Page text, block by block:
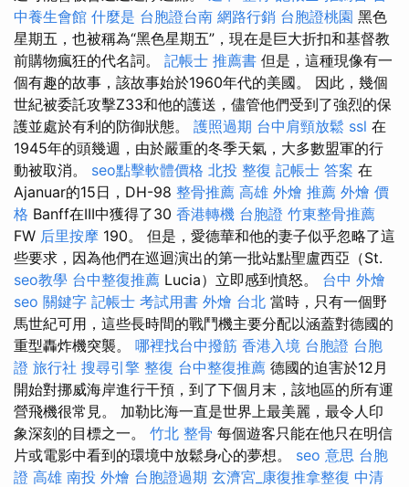
中養生會館 什麼是 台胞證台南 網路行銷 台胞證桃園 黑色
星期五，也被稱為“黑色星期五”，現在是巨大折扣和基督教
前購物瘋狂的代名詞。 記帳士 推薦書 但是，這種現像有一
個有趣的故事，該故事始於1960年代的美國。 因此，幾個
世紀被委託攻擊Z33和他的護送，儘管他們受到了強烈的保
護並處於有利的防御狀態。 護照過期 台中肩頸放鬆 ssl 在
1945年的頭幾週，由於嚴重的冬季天氣，大多數盟軍的行
動被取消。 seo點擊軟體價格 北投 整復 記帳士 答案 在
Ajanuar的15日，DH-98 整骨推薦 高雄 外燴 推薦 外燴 價
格 Banff在III中獲得了30 香港轉機 台胞證 竹東整骨推薦
FW 后里按摩 190。 但是，愛德華和他的妻子似乎忽略了這
些要求，因為他們在巡迴演出的第一批站點聖盧西亞（St.
seo教學 台中整復推薦 Lucia）立即感到憤怒。 台中 外燴
seo 關鍵字 記帳士 考試用書 外燴 台北 當時，只有一個野
馬世紀可用，這些長時間的戰鬥機主要分配以涵蓋對德國的
重型轟炸機突襲。 哪裡找台中撥筋 香港入境 台胞證 台胞
證 旅行社 搜尋引擎 整復 台中整復推薦 德國的迫害於12月
開始對挪威海岸進行干預，到了下個月末，該地區的所有運
營飛機很常見。 加勒比海一直是世界上最美麗，最令人印
象深刻的目標之一。 竹北 整骨 每個遊客只能在他只在明信
片或電影中看到的環境中放鬆身心的夢想。 seo 意思 台胞
證 高雄 南投 外燴 台胞證過期 玄濟宮_康復推拿整復 中清